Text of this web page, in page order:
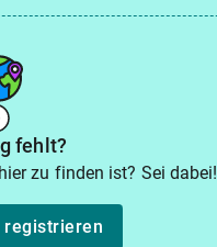
fehlt?
zu finden ist? Sei dabei!